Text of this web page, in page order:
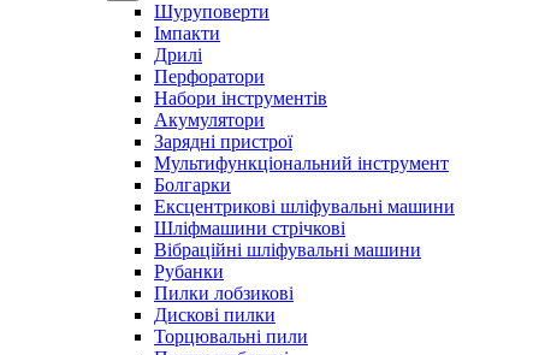
Шуруповерти
Імпакти
Дрилі
Перфоратори
Набори інструментів
Акумулятори
Зарядні пристрої
Мультифункціональний інструмент
Болгарки
Ексцентрикові шліфувальні машини
Шліфмашини стрічкові
Вібраційні шліфувальні машини
Рубанки
Пилки лобзикові
Дискові пилки
Торцювальні пили